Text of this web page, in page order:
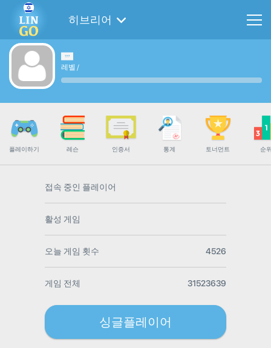
히브리어
레벨 /
플레이하기 레슨 인증서 통계 토너먼트 순
접속 중인 플레이어
활성 게임
오늘 게임 횟수 4526
게임 전체 31523639
싱글플레이어